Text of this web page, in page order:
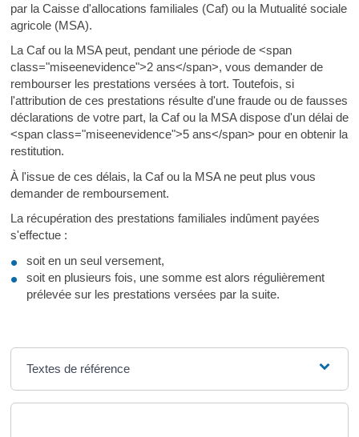
par la Caisse d'allocations familiales (Caf) ou la Mutualité sociale
agricole (MSA).
La Caf ou la MSA peut, pendant une période de <span
class="miseenevidence">2 ans</span>, vous demander de
rembourser les prestations versées à tort. Toutefois, si
l'attribution de ces prestations résulte d'une fraude ou de fausses
déclarations de votre part, la Caf ou la MSA dispose d'un délai de
<span class="miseenevidence">5 ans</span> pour en obtenir la
restitution.
À l'issue de ces délais, la Caf ou la MSA ne peut plus vous
demander de remboursement.
La récupération des prestations familiales indûment payées
s'effectue :
soit en un seul versement,
soit en plusieurs fois, une somme est alors régulièrement
prélevée sur les prestations versées par la suite.
Textes de référence